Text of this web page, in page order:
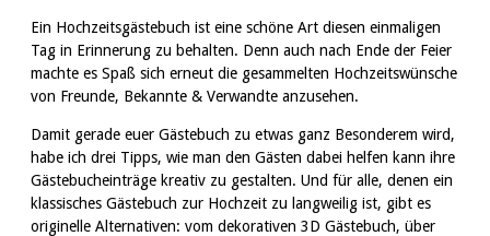
Ein Hochzeitsgästebuch ist eine schöne Art diesen einmaligen
Tag in Erinnerung zu behalten. Denn auch nach Ende der Feier
machte es Spaß sich erneut die gesammelten Hochzeitswünsche
von Freunde, Bekannte & Verwandte anzusehen.
Damit gerade euer Gästebuch zu etwas ganz Besonderem wird,
habe ich drei Tipps, wie man den Gästen dabei helfen kann ihre
Gästebucheinträge kreativ zu gestalten. Und für alle, denen ein
klassisches Gästebuch zur Hochzeit zu langweilig ist, gibt es
originelle Alternativen: vom dekorativen 3D Gästebuch, über